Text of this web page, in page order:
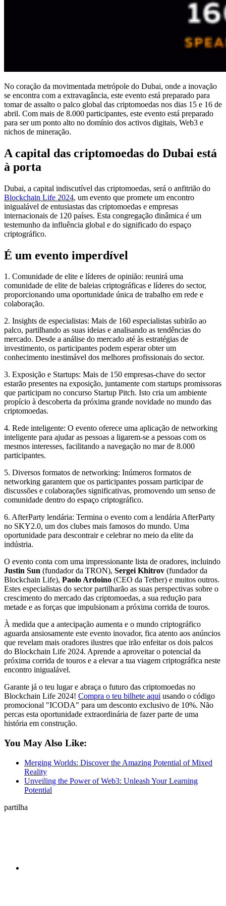
No coração da movimentada metrópole do Dubai, onde a inovação
se encontra com a extravagância, este evento está preparado para
tomar de assalto o palco global das criptomoedas nos dias 15 e 16 de
abril. Com mais de 8.000 participantes, este evento está preparado
para ser um ponto alto no domínio dos activos digitais, Web3 e
nichos de mineração.
A capital das criptomoedas do Dubai está
à porta
Dubai, a capital indiscutível das criptomoedas, será o anfitrião do
Blockchain Life 2024, um evento que promete um encontro
inigualável de entusiastas das criptomoedas e empresas
internacionais de 120 países. Esta congregação dinâmica é um
testemunho da influência global e do significado do espaço
criptográfico.
É um evento imperdível
1. Comunidade de elite e líderes de opinião: reunirá uma
comunidade de elite de baleias criptográficas e líderes do sector,
proporcionando uma oportunidade única de trabalho em rede e
colaboração.
2. Insights de especialistas: Mais de 160 especialistas subirão ao
palco, partilhando as suas ideias e analisando as tendências do
mercado. Desde a análise do mercado até às estratégias de
investimento, os participantes podem esperar obter um
conhecimento inestimável dos melhores profissionais do sector.
3. Exposição e Startups: Mais de 150 empresas-chave do sector
estarão presentes na exposição, juntamente com startups promissoras
que participam no concurso Startup Pitch. Isto cria um ambiente
propício à descoberta da próxima grande novidade no mundo das
criptomoedas.
4. Rede inteligente: O evento oferece uma aplicação de networking
inteligente para ajudar as pessoas a ligarem-se a pessoas com os
mesmos interesses, facilitando a navegação no mar de 8.000
participantes.
5. Diversos formatos de networking: Inúmeros formatos de
networking garantem que os participantes possam participar de
discussões e colaborações significativas, promovendo um senso de
comunidade dentro do espaço criptográfico.
6. AfterParty lendária: Termina o evento com a lendária AfterParty
no SKY2.0, um dos clubes mais famosos do mundo. Uma
oportunidade para descontrair e celebrar no meio da elite da
indústria.
O evento conta com uma impressionante lista de oradores, incluindo
Justin Sun (fundador da TRON), Sergei Khitrov (fundador da
Blockchain Life), Paolo Ardoino (CEO da Tether) e muitos outros.
Estes especialistas do sector partilharão as suas perspectivas sobre o
crescimento do mercado das criptomoedas, a sua redução para
metade e as forças que impulsionam a próxima corrida de touros.
À medida que a antecipação aumenta e o mundo criptográfico
aguarda ansiosamente este evento inovador, fica atento aos anúncios
que revelam mais oradores ilustres que irão enfeitar os dois palcos
do Blockchain Life 2024. Aprende a aproveitar o potencial da
próxima corrida de touros e a elevar a tua viagem criptográfica neste
encontro inigualável.
Garante já o teu lugar e abraça o futuro das criptomoedas no
Blockchain Life 2024! Compra o teu bilhete aqui usando o código
promocional "ICODA" para um desconto exclusivo de 10%. Não
percas esta oportunidade extraordinária de fazer parte de uma
história em construção.
You May Also Like:
Merging Worlds: Discover the Amazing Potential of Mixed
Reality
Unveiling the Power of Web3: Unleash Your Learning
Potential
partilha